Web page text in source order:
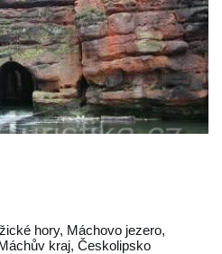
hory, Máchovo jezero,
kraj, Českolipsko